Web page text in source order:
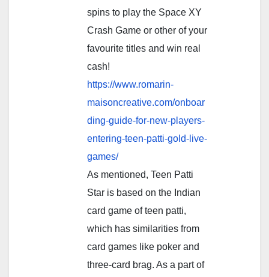
spins to play the Space XY
Crash Game or other of your
favourite titles and win real
cash!
https://www.romarin-
maisoncreative.com/onboar
ding-guide-for-new-players-
entering-teen-patti-gold-live-
games/
As mentioned, Teen Patti
Star is based on the Indian
card game of teen patti,
which has similarities from
card games like poker and
three-card brag. As a part of